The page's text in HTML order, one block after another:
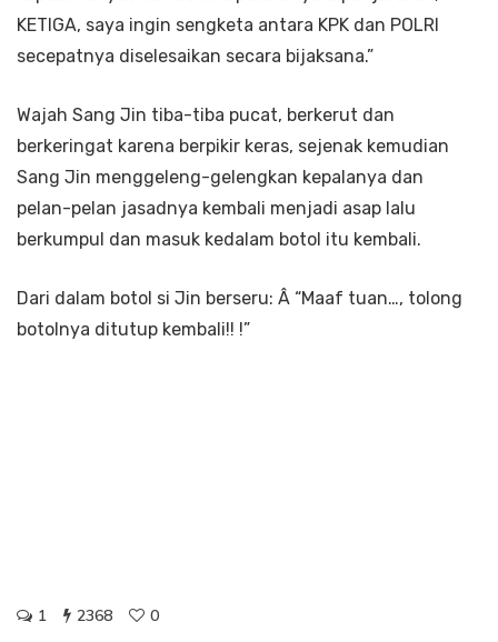
KETIGA, saya ingin sengketa antara KPK dan POLRI
secepatnya diselesaikan secara bijaksana.”
Wajah Sang Jin tiba-tiba pucat, berkerut dan
berkeringat karena berpikir keras, sejenak kemudian
Sang Jin menggeleng-gelengkan kepalanya dan
pelan-pelan jasadnya kembali menjadi asap lalu
berkumpul dan masuk kedalam botol itu kembali.
Dari dalam botol si Jin berseru: Â “Maaf tuan…, tolong
botolnya ditutup kembali!! !”
1 2368 0